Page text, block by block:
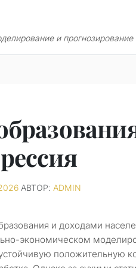
и прогнозирование
АВТОР: ADMIN
и доходами
экономическом
положительную